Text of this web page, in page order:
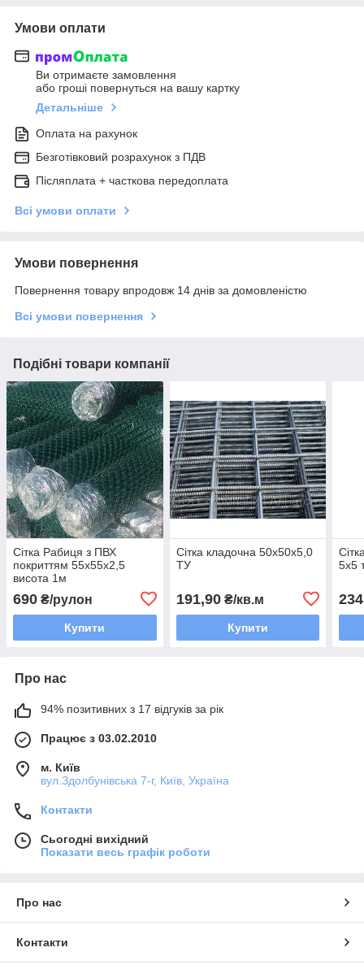
Умови оплати
Ви отримаєте замовлення
або гроші повернуться на вашу картку
Детальніше
Оплата на рахунок
Безготівковий розрахунок з ПДВ
Післяплата + часткова передоплата
Всі умови оплати
Умови повернення
Повернення товару впродовж 14 днів за домовленістю
Всі умови повернення
Подібні товари компанії
Сітка Рабиця з ПВХ
покриттям 55х55х2,5
висота 1м
690 ₴/рулон
Купити
Сітка кладочна 50х50х5,0
ТУ
191,90₴/кв.м
Купити
5х5
234
Про нас
94% позитивних з 17 відгуків за рік
Працює з 03.02.2010
м. Київ
вул.Здолбунівська 7-г, Київ, Україна
Контакти
Сьогодні вихідний
Показати весь графік роботи
Про нас
Контакти